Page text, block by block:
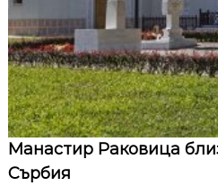
Манастир Раковица
Сърбия